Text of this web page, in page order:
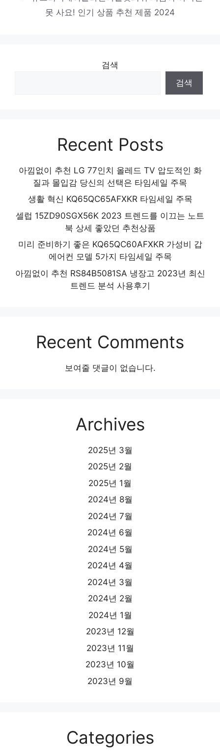
당신의 취향을 채워줄 아이템 인기 상품 추천
못 사요! 인기 상품 추천 제품 2024
검색
검색
Recent Posts
아낌없이 추천 LG 77인치 올레드 TV 압도적인 화
질과 몰입감 당신의 선택은 타임세일 주목
생활 혁신 KQ65QC65AFXKR 타임세일 주목
셀럽 15ZD90SGX56K 2023 트렌드를 이끄는 노트
북 상세 좋았던 추천상품
미리 준비하기 좋은 KQ65QC60AFXKR 가성비 갑
에어컨 모델 5가지 타임세일 주목
아낌없이 추천 RS84B5081SA 냉장고 2023년 최신
트렌드 분석 사용후기
Recent Comments
보여줄 댓글이 없습니다.
Archives
2025년 3월
2025년 2월
2025년 1월
2024년 8월
2024년 7월
2024년 6월
2024년 5월
2024년 4월
2024년 3월
2024년 2월
2024년 1월
2023년 12월
2023년 11월
2023년 10월
2023년 9월
Categories